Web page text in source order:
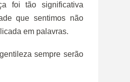
foi tão significativa
que sentimos não
em palavras.
sempre serão